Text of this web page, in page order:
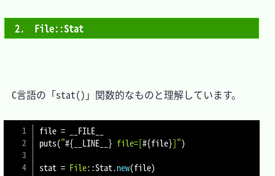
2.　File::Stat
C言語の「stat()」関数的なものと理解しています。
file = __FILE__
puts("#{ __LINE__ } file=[#{file}]")
stat = File::Stat.new(file)